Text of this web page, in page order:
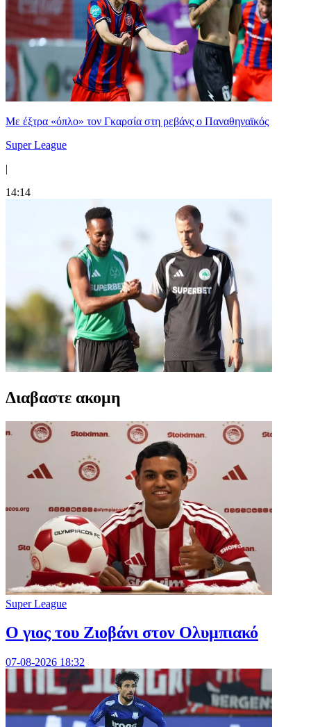
Mε έξτρα «όπλο» τον Γκαρσία στη ρεβάνς ο Παναθηναϊκός
Super League
|
14:14
Διαβαστε ακομη
Super League
Ο γιος του Ζιοβάνι στον Ολυμπιακό
07-08-2026 18:32